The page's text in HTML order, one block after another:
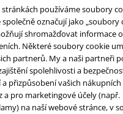
používáme soubory
označují jako „soubory
shromažďovat informace
Některé soubory cookie
partnerů. My a naši partneři
spolehlivosti a
přizpůsobení vašich
a pro marketingové účely (např.
na naší webové stránce, v